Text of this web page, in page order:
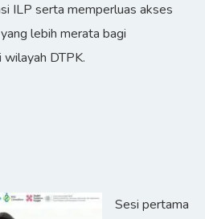
ILP serta memperluas akses
lebih merata bagi
wilayah DTPK.
Sesi pertama